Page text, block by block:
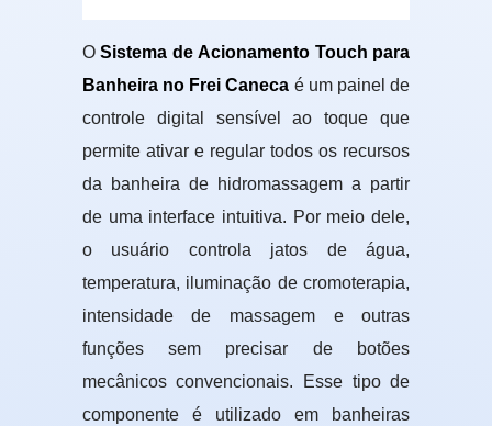
OSistema de Acionamento Touch para
Banheira no Frei Caneca é um painel de
controle digital sensível ao toque que
permite ativar e regular todos os recursos
da banheira de hidromassagem a partir
de uma interface intuitiva. Por meio dele,
o usuário controla jatos de água,
temperatura, iluminação de cromoterapia,
intensidade de massagem e outras
funções sem precisar de botões
mecânicos convencionais. Esse tipo de
componente é utilizado em banheiras